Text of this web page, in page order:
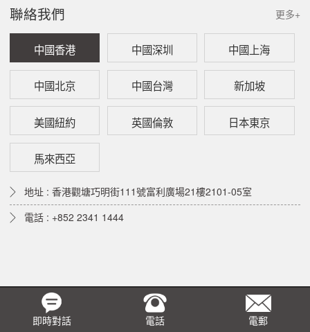
更多+
聯絡我們
中國香港 中國深圳 中國上海
中國北京 中國台灣 新加坡
美國紐約 英國倫敦 日本東京
馬來西亞
地址 : 香港觀塘巧明街111號富利廣場21樓2101-05室
電話 : +852 2341 1444
即時對話 電話 電郵